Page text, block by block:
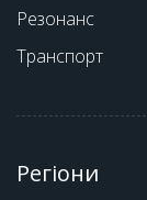
Резонанс
Транспорт
Регіони